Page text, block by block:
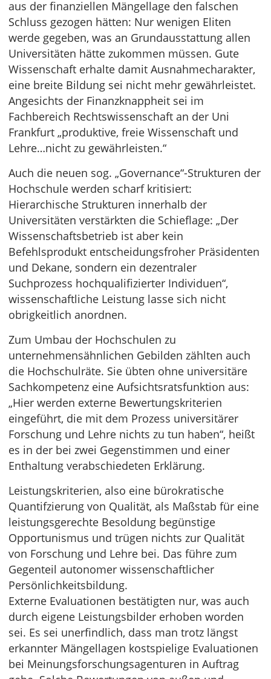
aus der finanziellen Mängellage den falschen
Schluss gezogen hätten: Nur wenigen Eliten
werde gegeben, was an Grundausstattung allen
Universitäten hätte zukommen müssen. Gute
Wissenschaft erhalte damit Ausnahmecharakter,
eine breite Bildung sei nicht mehr gewährleistet.
Angesichts der Finanzknappheit sei im
Fachbereich Rechtswissenschaft an der Uni
Frankfurt „produktive, freie Wissenschaft und
Lehre…nicht zu gewährleisten.“
Auch die neuen sog. „Governance“-Strukturen der
Hochschule werden scharf kritisiert:
Hierarchische Strukturen innerhalb der
Universitäten verstärkten die Schieflage: „Der
Wissenschaftsbetrieb ist aber kein
Befehlsprodukt entscheidungsfroher Präsidenten
und Dekane, sondern ein dezentraler
Suchprozess hochqualifizierter Individuen“,
wissenschaftliche Leistung lasse sich nicht
obrigkeitlich anordnen.
Zum Umbau der Hochschulen zu
unternehmensähnlichen Gebilden zählten auch
die Hochschulräte. Sie übten ohne universitäre
Sachkompetenz eine Aufsichtsratsfunktion aus:
„Hier werden externe Bewertungskriterien
eingeführt, die mit dem Prozess universitärer
Forschung und Lehre nichts zu tun haben“, heißt
es in der bei zwei Gegenstimmen und einer
Enthaltung verabschiedeten Erklärung.
Leistungskriterien, also eine bürokratische
Quantifzierung von Qualität, als Maßstab für eine
leistungsgerechte Besoldung begünstige
Opportunismus und trügen nichts zur Qualität
von Forschung und Lehre bei. Das führe zum
Gegenteil autonomer wissenschaftlicher
Persönlichkeitsbildung.
Externe Evaluationen bestätigten nur, was auch
durch eigene Leistungsbilder erhoben worden
sei. Es sei unerfindlich, dass man trotz längst
erkannter Mängellagen kostspielige Evaluationen
bei Meinungsforschungsagenturen in Auftrag